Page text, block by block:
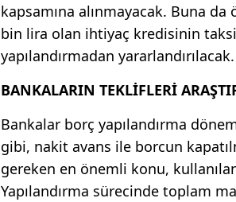
kapsamına alınmayacak. Buna
bin lira olan ihtiyaç kredisinin
yapılandırmadan yararlandırılacak.
BANKALARIN TEKLİFLERİ
Bankalar borç yapılandırma
gibi, nakit avans ile borcun
gereken en önemli konu,
Yapılandırma sürecinde toplam